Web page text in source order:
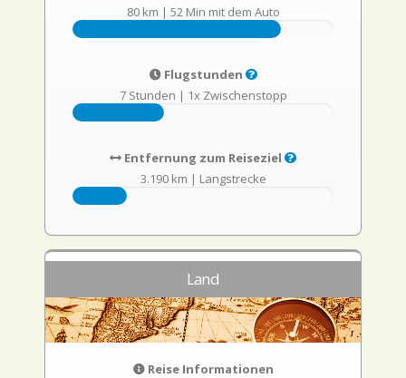
80 km | 52 Min mit dem Auto
Flugstunden
7 Stunden | 1x Zwischenstopp
Entfernung zum Reiseziel
3.190 km | Langstrecke
Land
Reise Informationen